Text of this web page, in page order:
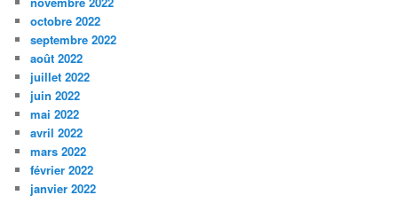
octobre 2022
septembre 2022
août 2022
juillet 2022
juin 2022
mai 2022
avril 2022
mars 2022
février 2022
janvier 2022